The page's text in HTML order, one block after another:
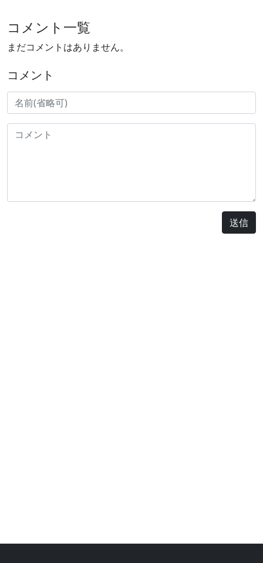
コメント一覧
まだコメントはありません。
コメント
送信